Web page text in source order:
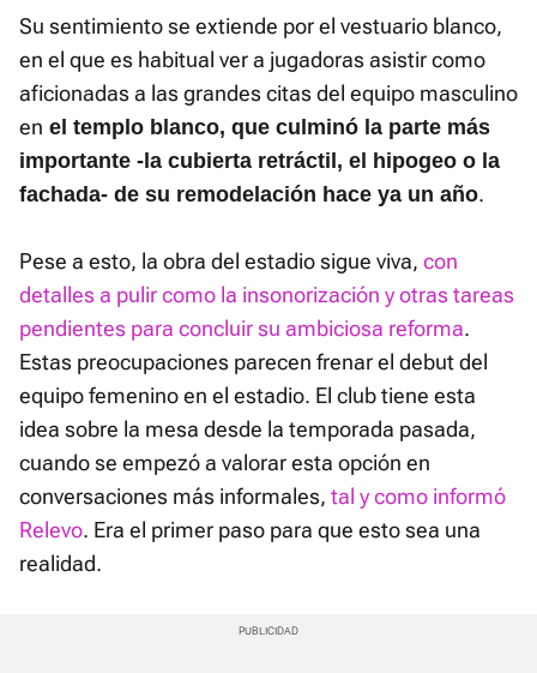
Su sentimiento se extiende por el vestuario blanco,
en el que es habitual ver a jugadoras asistir como
aficionadas a las grandes citas del equipo masculino
en el templo blanco, que culminó la parte más
importante -la cubierta retráctil, el hipogeo o la
fachada- de su remodelación hace ya un año.
Pese a esto, la obra del estadio sigue viva, con
detalles a pulir como la insonorización y otras tareas
pendientes para concluir su ambiciosa reforma.
Estas preocupaciones parecen frenar el debut del
equipo femenino en el estadio. El club tiene esta
idea sobre la mesa desde la temporada pasada,
cuando se empezó a valorar esta opción en
conversaciones más informales, tal y como informó
Relevo. Era el primer paso para que esto sea una
realidad.